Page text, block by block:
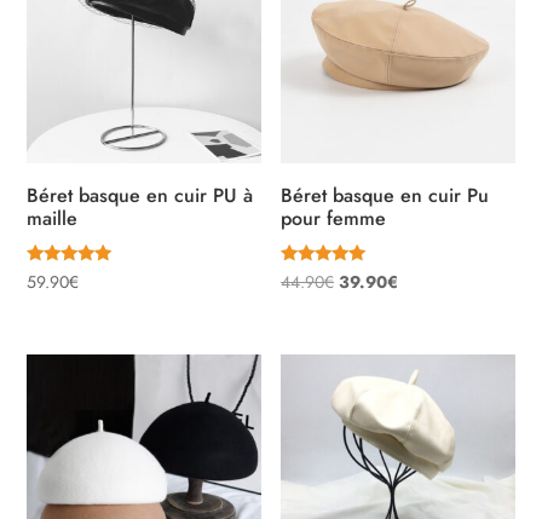
Béret basque en cuir PU à
maille
Note
5.00
59.90€
Béret basque en cuir Pu
pour femme
Note
5.00
44.90€ Le
était :
44.90€.
39.90€
est :
39.90€.